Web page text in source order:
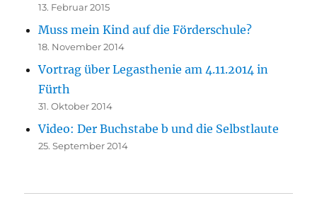
13. Februar 2015
Muss mein Kind auf die Förderschule?
18. November 2014
Vortrag über Legasthenie am 4.11.2014 in
Fürth
31. Oktober 2014
Video: Der Buchstabe b und die Selbstlaute
25. September 2014